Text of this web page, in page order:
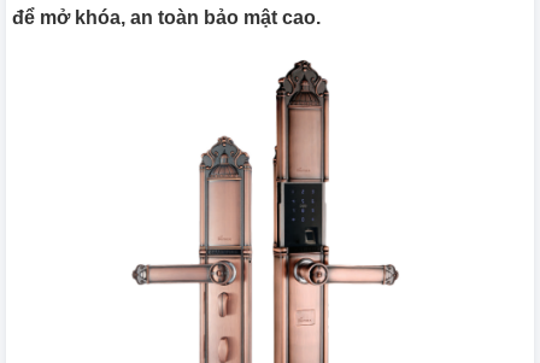
để mở khóa, an toàn bảo mật cao.